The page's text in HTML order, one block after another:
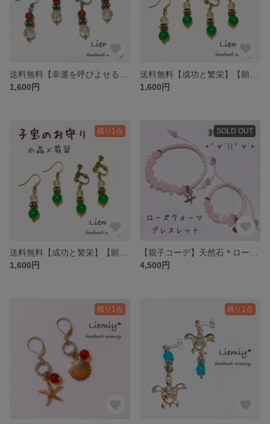
1,600円
1,600円
残り1点
1,600円
SOLD OUT
4,500円
残り1点 残り1点